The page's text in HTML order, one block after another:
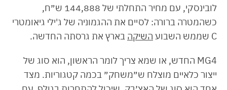
לובינסקי, עם מחיר התחלתי של 144,888 ש״ח,
כשהמטרה ברורה: לסיים את ההגמוניה של ג'ילי גיאומטרי
C שממש השבוע
השיקה בארץ את גרסתה החדשה.
MG4 החדש, או שמא צריך לומר הראשון, הוא סוג של
ייצור כלאיים מוצלח ש״משחק״ בכמה קטגוריות. מצד